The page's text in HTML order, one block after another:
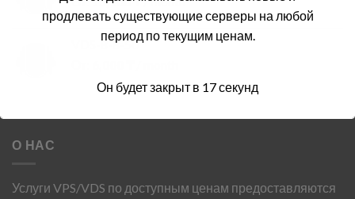
VDS-8-8-50
О НАС
Услуги VPS/VDS по доступным ценам предоставляются
продлевать существующие серверы на любой
период по текущим ценам.
Он будет закрыт в 17секунд